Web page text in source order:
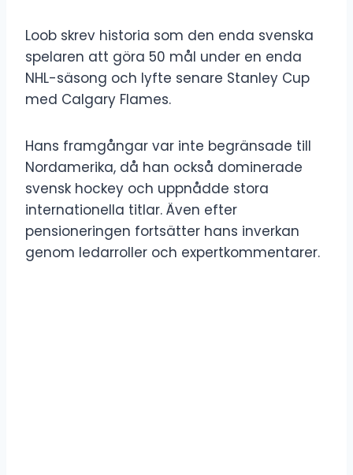
Loob skrev historia som den enda svenska
spelaren att göra 50 mål under en enda
NHL-säsong och lyfte senare Stanley Cup
med Calgary Flames.
Hans framgångar var inte begränsade till
Nordamerika, då han också dominerade
svensk hockey och uppnådde stora
internationella titlar. Även efter
pensioneringen fortsätter hans inverkan
genom ledarroller och expertkommentarer.